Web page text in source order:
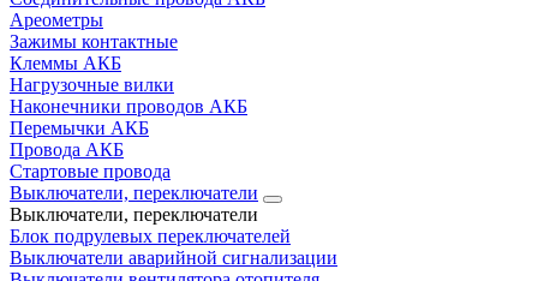
Ареометры
Зажимы контактные
Клеммы АКБ
Нагрузочные вилки
Наконечники проводов АКБ
Перемычки АКБ
Провода АКБ
Стартовые провода
Выключатели, переключатели
Выключатели, переключатели
Блок подрулевых переключателей
Выключатели аварийной сигнализации